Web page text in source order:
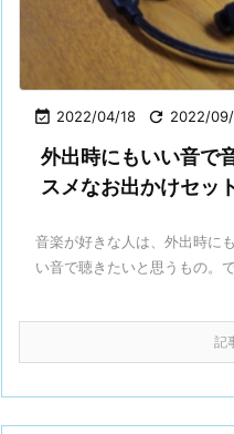
 2022/04/18  2022/
外出時にもいい音で
スメなお出かけセッ
音楽が好きな人は、外出時に
い音で聴きたいと思うもの。
記